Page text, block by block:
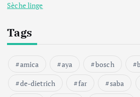
Sèche linge
Tags
amica aya bosch
de-dietrich
far saba